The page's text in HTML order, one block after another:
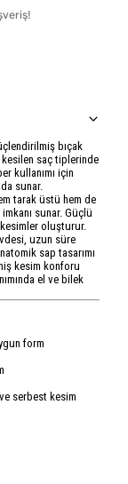
bıçak
kesilen saç tiplerinde
kullanımı için
sunar.
tarak üstü hem de
sunar. Güçlü
kesimler oluşturur.
uzun süre
sap tasarımı
kesim konforu
el ve bilek
form
serbest kesim